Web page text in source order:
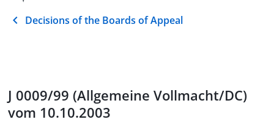
Decisions of the Boards of Appeal
J 0009/99 (Allgemeine Vollmacht/DC)
vom 10.10.2003